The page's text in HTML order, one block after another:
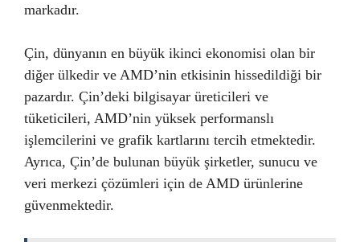
markadır.
Çin, dünyanın en büyük ikinci ekonomisi olan bir
diğer ülkedir ve AMD’nin etkisinin hissedildiği bir
pazardır. Çin’deki bilgisayar üreticileri ve
tüketicileri, AMD’nin yüksek performanslı
işlemcilerini ve grafik kartlarını tercih etmektedir.
Ayrıca, Çin’de bulunan büyük şirketler, sunucu ve
veri merkezi çözümleri için de AMD ürünlerine
güvenmektedir.